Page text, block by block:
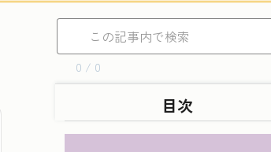
0 / 0
目次